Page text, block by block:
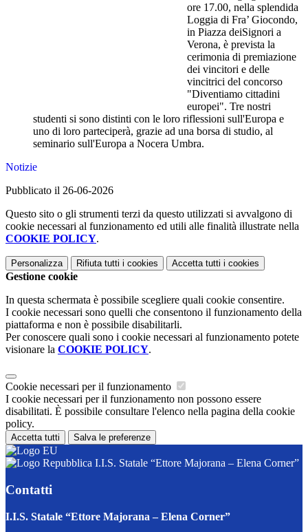
ore 17.00, nella splendida
Loggia di Fra’ Giocondo,
in Piazza deiSignori a
Verona, è prevista la
cerimonia di premiazione
dei vincitori e delle
vincitrici del concorso
"Diventiamo cittadini
europei". Tre nostri
studenti si sono distinti con le loro riflessioni sull'Europa e
uno di loro parteciperà, grazie ad una borsa di studio, al
seminario sull'Europa a Nocera Umbra.
Notizie
Pubblicato il 26-06-2026
Questo sito o gli strumenti terzi da questo utilizzati si avvalgono di
cookie necessari al funzionamento ed utili alle finalità illustrate nella
COOKIE POLICY.
Personalizza Rifiuta tutti i cookies Accetta tutti i cookies
Gestione cookie
In questa schermata è possibile scegliere quali cookie consentire.
I cookie necessari sono quelli che consentono il funzionamento della
piattaforma e non è possibile disabilitarli.
Per conoscere quali sono i cookie necessari al funzionamento potete
visionare la COOKIE POLICY.
Cookie necessari per il funzionamento
I cookie necessari per il funzionamento non possono essere
disabilitati. È possibile consultare l'elenco nella pagina della cookie
policy.
Accetta tutti Salva le preferenze
I.I.S. Statale “Ettore Majorana – Elena Corner”
Contatti
I.I.S. Statale “Ettore Majorana – Elena Corner”